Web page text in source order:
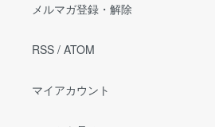
メルマガ登録・解除
RSS / ATOM
マイアカウント